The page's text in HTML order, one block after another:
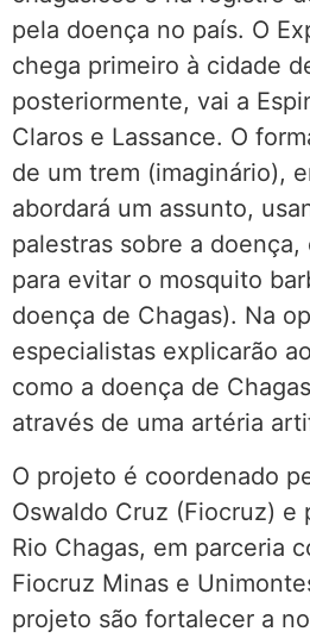
pela doença no país. O
chega primeiro à cidade
posteriormente, vai a
Claros e Lassance. O
de um trem (imaginário),
abordará um assunto,
palestras sobre a doença,
para evitar o mosquito
doença de Chagas). Na
especialistas explicarão
como a doença de
através de uma artéria
O projeto é coordenado
Oswaldo Cruz (Fiocruz) e
Rio Chagas, em parceria
Fiocruz Minas e
projeto são fortalecer a